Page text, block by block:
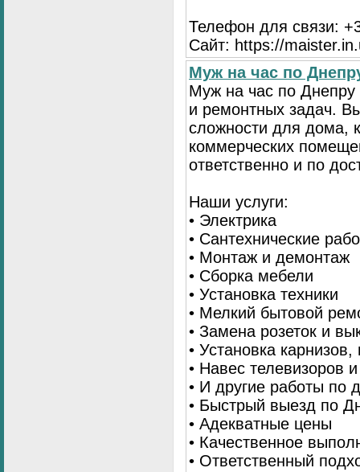
Телефон для связи:
Сайт: https://
Муж на час по
Муж на час по
и ремонтных задач.
сложности для дома,
коммерческих
ответственно и по
Наши услуги:
• Электрика
• Сантехнические
• Монтаж и демонтаж
• Сборка мебели
• Установка техники
• Мелкий бытовой
• Замена розеток и
• Установка
• Навес телевизоров
• И другие работы по
• Быстрый выезд по
• Адекватные цены
• Качественное
• Ответственный